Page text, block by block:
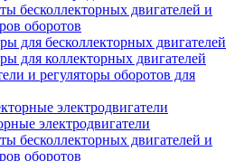
бесколлекторных двигателей и
оборотов
для бесколлекторных двигателей
для коллекторных двигателей
и регуляторы оборотов для
электродвигатели
электродвигатели
бесколлекторных двигателей и
оборотов